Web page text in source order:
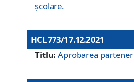
școlare.
HCL 773/17.12.2021
Titlu: Aprobarea